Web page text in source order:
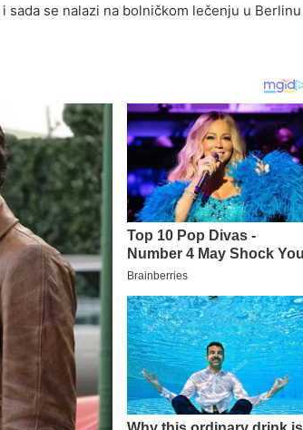
i sada se nalazi na bolničkom lečenju u Berlinu